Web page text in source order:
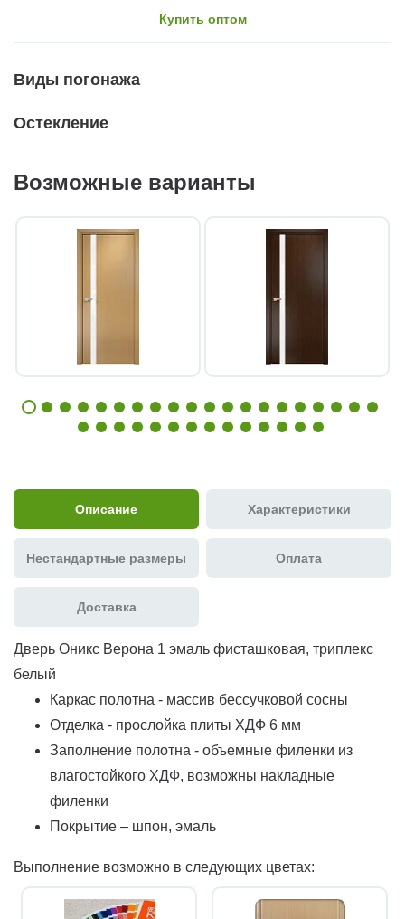
Купить оптом
Виды погонажа
Остекление
Возможные варианты
Описание Характеристики
Нестандартные размеры Оплата
Доставка
Дверь Оникс Верона 1 эмаль фисташковая, триплекс
белый
Каркас полотна - массив бессучковой сосны
Отделка - прослойка плиты ХДФ 6 мм
Заполнение полотна - объемные филенки из
влагостойкого ХДФ, возможны накладные
филенки
Покрытие – шпон, эмаль
Выполнение возможно в следующих цветах: